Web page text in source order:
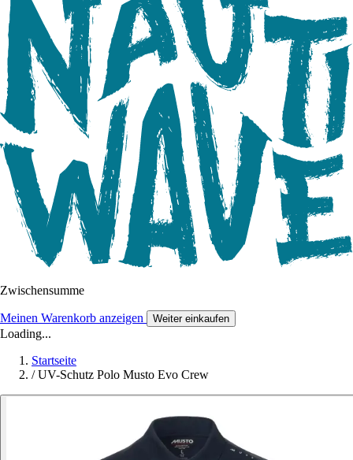
Zwischensumme
Meinen Warenkorb anzeigen Weiter einkaufen
Loading...
Startseite
/ UV-Schutz Polo Musto Evo Crew